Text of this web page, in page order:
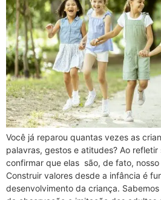
Você já reparou quantas vezes as
palavras, gestos e atitudes? Ao
confirmar que elas são, de fato,
Construir valores desde a infância é
desenvolvimento da criança.